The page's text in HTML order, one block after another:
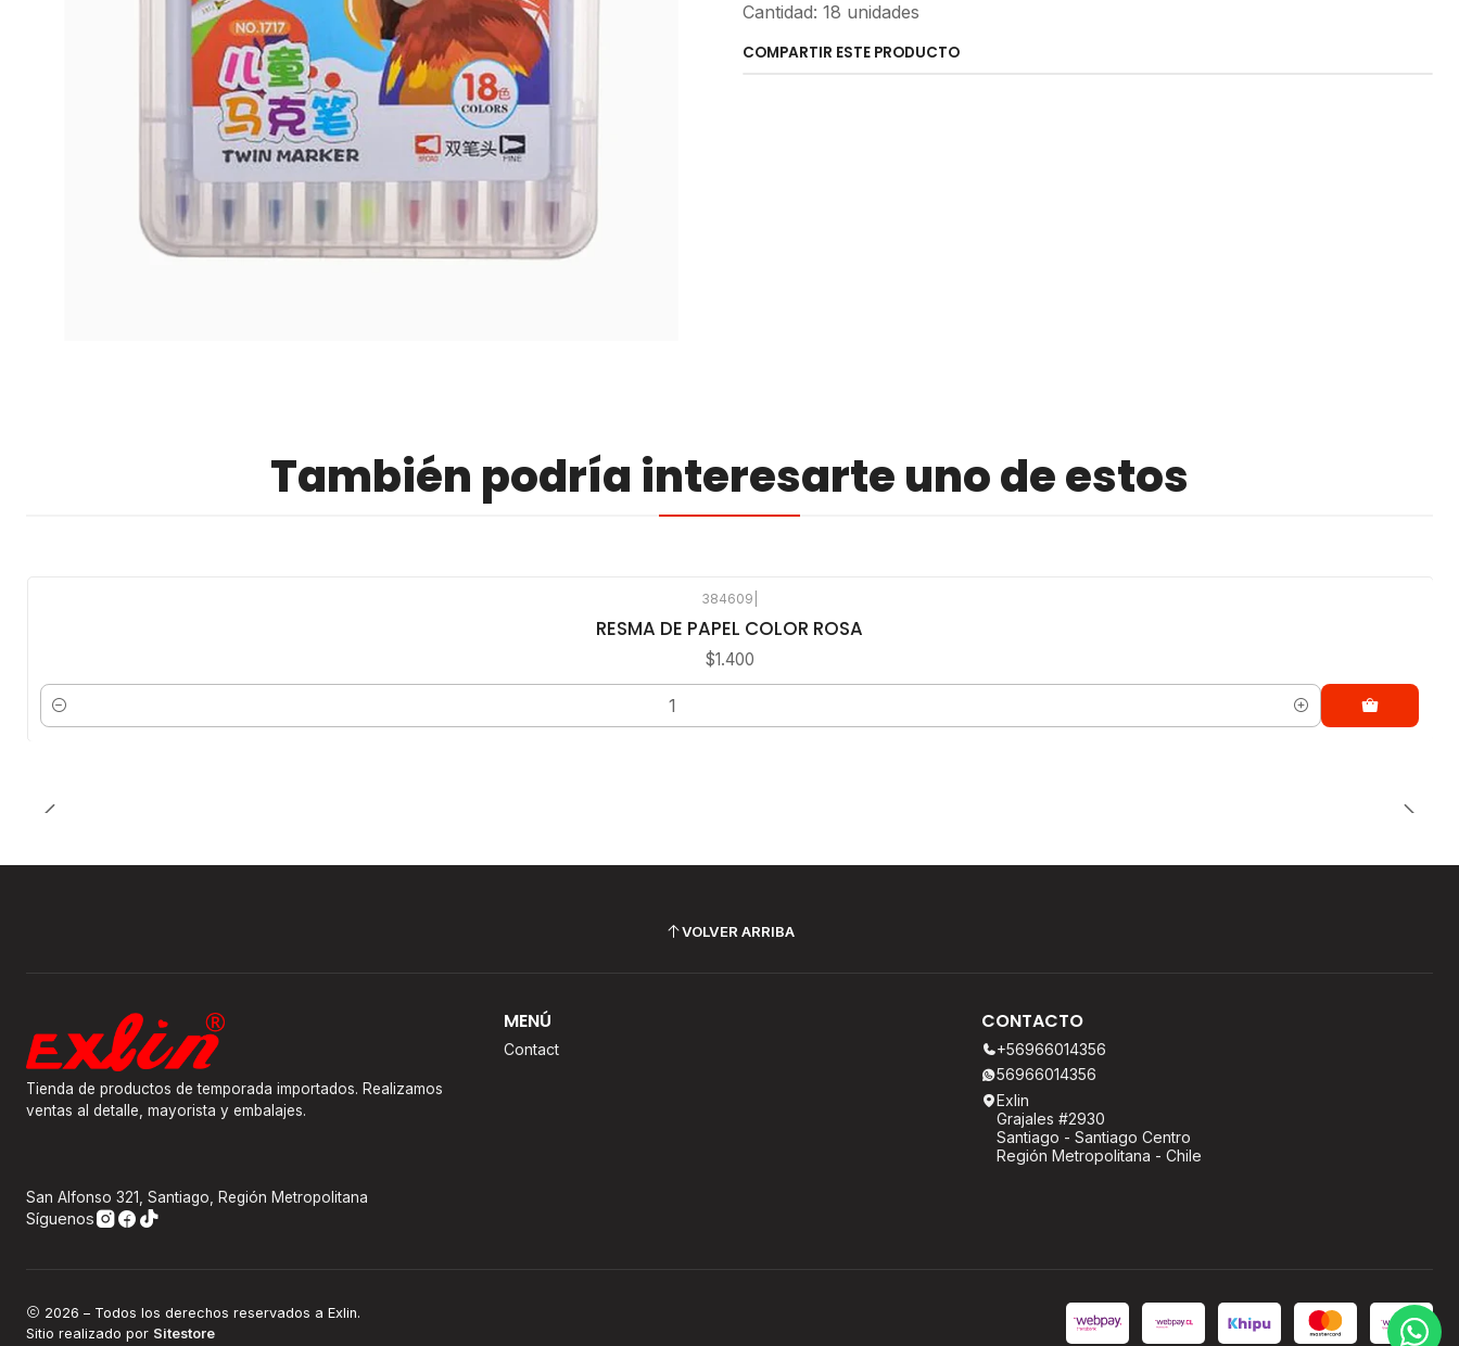
Cantidad: 18 unidades
COMPARTIR ESTE PRODUCTO
También podría interesarte uno de estos
384609
RESMA DE PAPEL COLOR ROSA
$1.400
Cantidad
VOLVER ARRIBA
Tienda de productos de temporada importados. Realizamos
ventas al detalle, mayorista y embalajes.
San Alfonso 321, Santiago, Región Metropolitana
Síguenos
MENÚ
Contact
CONTACTO
+56966014356
56966014356
Exlin
Grajales #2930
Santiago - Santiago Centro
Región Metropolitana - Chile
2026 – Todos los derechos reservados a Exlin.
Sitio realizado por Sitestore